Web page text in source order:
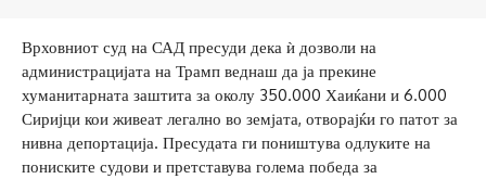
Врховниот суд на САД пресуди дека ѝ дозволи на
администрацијата на Трамп веднаш да ја прекине
хуманитарната заштита за околу 350.000 Хаиќани и 6.000
Сиријци кои живеат легално во земјата, отворајќи го патот за
нивна депортација. Пресудата ги поништува одлуките на
пониските судови и претставува голема победа за